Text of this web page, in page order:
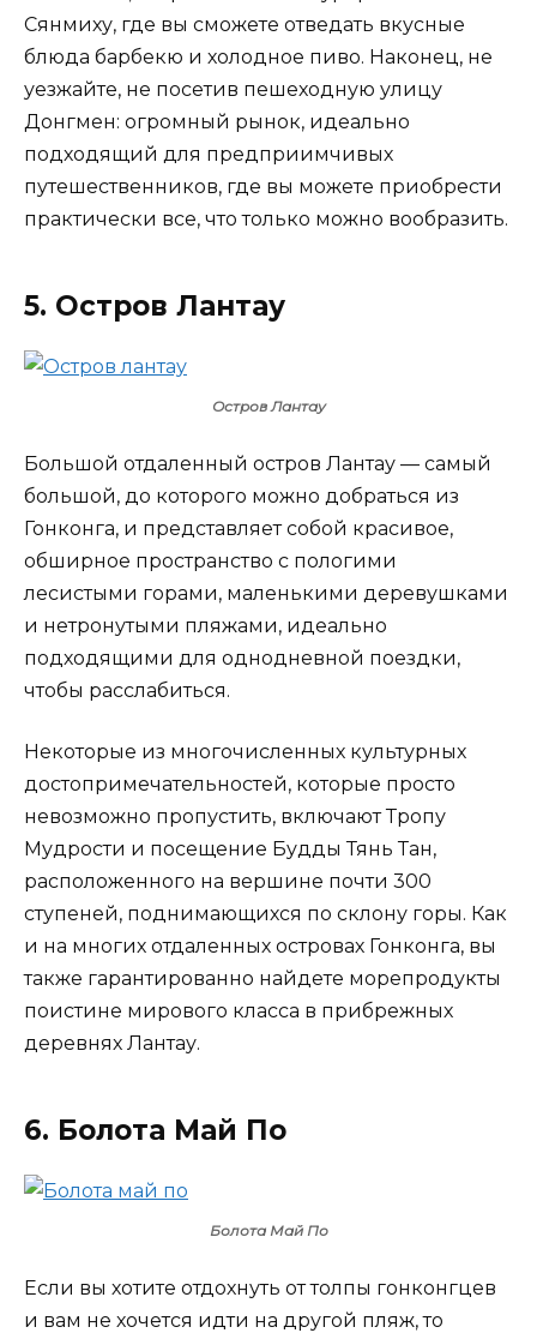
Сянмиху, где вы сможете отведать вкусные
блюда барбекю и холодное пиво. Наконец, не
уезжайте, не посетив пешеходную улицу
Донгмен: огромный рынок, идеально
подходящий для предприимчивых
путешественников, где вы можете приобрести
практически все, что только можно вообразить.
5. Остров Лантау
Остров Лантау
Большой отдаленный остров Лантау — самый
большой, до которого можно добраться из
Гонконга, и представляет собой красивое,
обширное пространство с пологими
лесистыми горами, маленькими деревушками
и нетронутыми пляжами, идеально
подходящими для однодневной поездки,
чтобы расслабиться.
Некоторые из многочисленных культурных
достопримечательностей, которые просто
невозможно пропустить, включают Тропу
Мудрости и посещение Будды Тянь Тан,
расположенного на вершине почти 300
ступеней, поднимающихся по склону горы. Как
и на многих отдаленных островах Гонконга, вы
также гарантированно найдете морепродукты
поистине мирового класса в прибрежных
деревнях Лантау.
6. Болота Май По
Болота Май По
Если вы хотите отдохнуть от толпы гонконгцев
и вам не хочется идти на другой пляж, то